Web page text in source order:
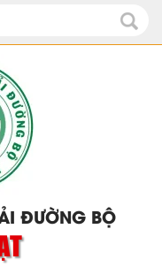
ĐƯỜNG BỘ